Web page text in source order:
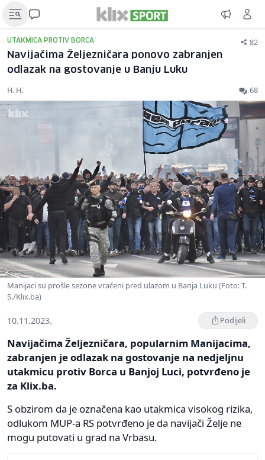
UTAKMICA PROTIV BORCA 82
Navijačima Željezničara ponovo zabranjen
odlazak na gostovanje u Banju Luku
H. H. 68
Manijaci su prošle sezone vraćeni pred ulazom u Banja Luku (Foto: T.
S./Klix.ba)
10.11.2023. Podijeli
Navijačima Željezničara, popularnim Manijacima,
zabranjen je odlazak na gostovanje na nedjeljnu
utakmicu protiv Borca u Banjoj Luci, potvrđeno je
za Klix.ba.
S obzirom da je označena kao utakmica visokog rizika,
odlukom MUP-a RS potvrđeno je da navijači Želje ne
mogu putovati u grad na Vrbasu.